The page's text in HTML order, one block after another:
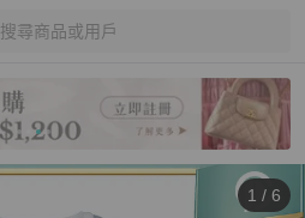
搜尋商品或用戶
1 / 6